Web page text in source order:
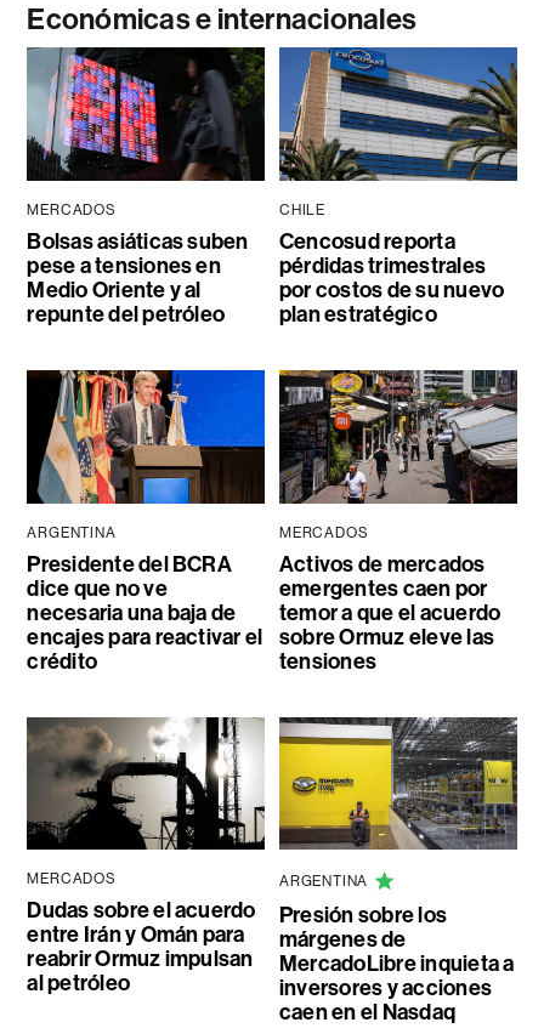
Económicas e internacionales
MERCADOS
Bolsas asiáticas suben
pese a tensiones en
Medio Oriente y al
repunte del petróleo
CHILE
Cencosud reporta
pérdidas trimestrales
por costos de su nuevo
plan estratégico
ARGENTINA
Presidente del BCRA
dice que no ve
necesaria una baja de
encajes para reactivar el
crédito
MERCADOS
Activos de mercados
emergentes caen por
temor a que el acuerdo
sobre Ormuz eleve las
tensiones
MERCADOS
Dudas sobre el acuerdo
entre Irán y Omán para
reabrir Ormuz impulsan
al petróleo
ARGENTINA
Presión sobre los
márgenes de
MercadoLibre inquieta a
inversores y acciones
caen en el Nasdaq